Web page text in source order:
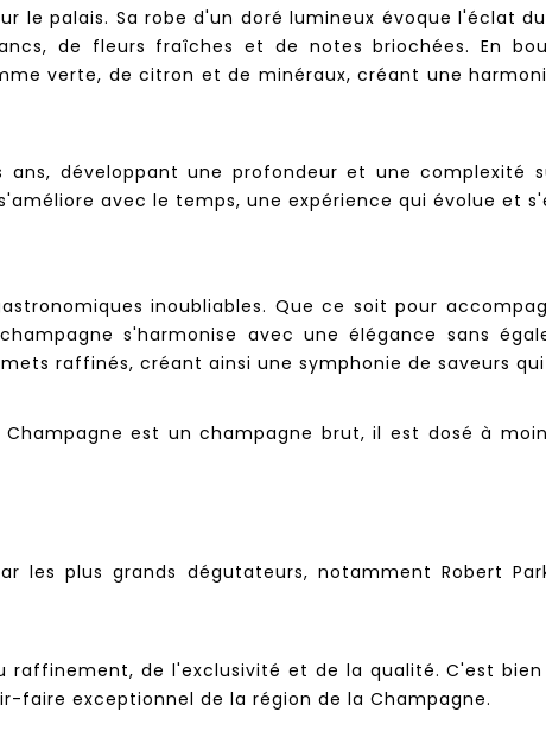
le palais. Sa robe d'un doré lumineux évoque l'éclat
de fleurs fraîches et de notes briochées. En
verte, de citron et de minéraux, créant une
développant une profondeur et une complexité
avec le temps, une expérience qui évolue et
inoubliables. Que ce soit pour
s'harmonise avec une élégance sans
raffinés, créant ainsi une symphonie de saveurs qui
est un champagne brut, il est dosé à
plus grands dégutateurs, notamment Robert
raffinement, de l'exclusivité et de la qualité. C'est
faire exceptionnel de la région de la Champagne.